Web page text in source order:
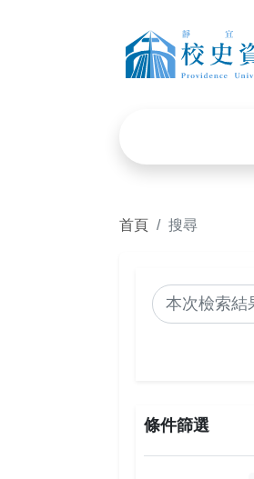
首頁 搜尋
搜尋
條件篩選